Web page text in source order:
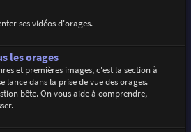
ses vidéos d'orages.
les orages
et premières images, c'est la section à
lance dans la prise de vue des orages.
bête. On vous aide à comprendre,